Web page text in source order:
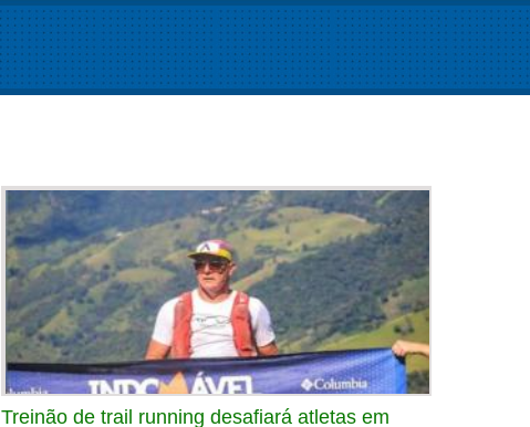
Treinão de trail running desafiará atletas em